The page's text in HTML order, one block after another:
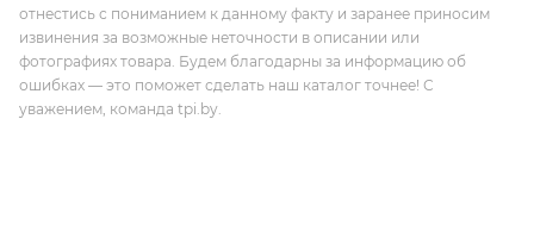
отнестись с пониманием к данному факту и заранее приносим
извинения за возможные неточности в описании или
фотографиях товара. Будем благодарны за информацию об
ошибках — это поможет сделать наш каталог точнее! С
уважением, команда tpi.by.